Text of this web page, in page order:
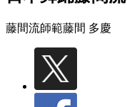
藤間流師範藤間 多慶